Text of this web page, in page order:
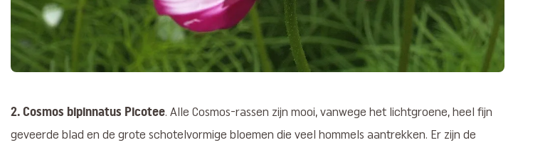
2. Cosmos bipinnatus Picotee. Alle Cosmos-rassen zijn mooi, vanwege het lichtgroene, heel fijn
geveerde blad en de grote schotelvormige bloemen die veel hommels aantrekken. Er zijn de